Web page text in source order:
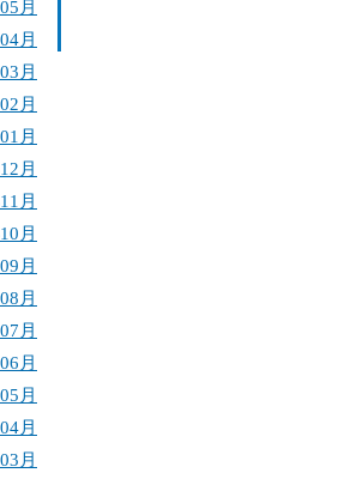
月
月
月
月
月
月
月
月
月
月
月
月
月
月
月